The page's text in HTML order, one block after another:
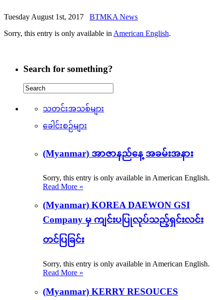
Tuesday August 1st, 2017
BTMKA News
Sorry, this entry is only available in American English.
Search for something?
သတင်းအသစ်များ
ခေါင်းစဉ်များ
(Myanmar) အာဇာနည်နေ့ အခမ်းအနား
Sorry, this entry is only available in American English.
Read More »
(Myanmar) KOREA DAEWON GSI
Company မှ ကျင်းပပြုလုပ်သည့်ရှင်းလင်း
တင်ပြခြင်း
Sorry, this entry is only available in American English.
Read More »
(Myanmar) KERRY RESOUCES